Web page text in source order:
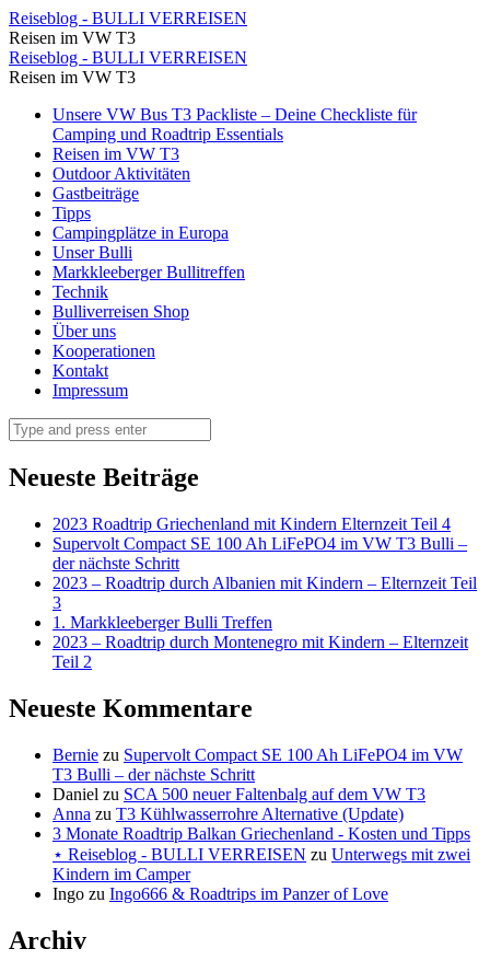
Streckenplan
32.
Sachsen-
Dreier
Reiseblog
BULLI
VERREISEN
Reiseblog - BULLI VERREISEN
Reisen im VW T3
Streckenplan
32.
Sachsen-
Dreier
Reiseblog
BULLI
VERREISEN
Reiseblog - BULLI VERREISEN
Reisen im VW T3
Skip
content
Unsere VW Bus T3 Packliste – Deine Checkliste für
Camping und Roadtrip Essentials
Reisen im VW T3
Outdoor Aktivitäten
Gastbeiträge
Tipps
Campingplätze in Europa
Unser Bulli
Markkleeberger Bullitreffen
Technik
Bulliverreisen Shop
Über uns
Kooperationen
Kontakt
Impressum
Search
Neueste Beiträge
2023 Roadtrip Griechenland mit Kindern Elternzeit Teil 4
Supervolt Compact SE 100 Ah LiFePO4 im VW T3 Bulli –
der nächste Schritt
2023 – Roadtrip durch Albanien mit Kindern – Elternzeit Teil
3
1. Markkleeberger Bulli Treffen
2023 – Roadtrip durch Montenegro mit Kindern – Elternzeit
Teil 2
Neueste Kommentare
Bernie zu Supervolt Compact SE 100 Ah LiFePO4 im VW
T3 Bulli – der nächste Schritt
Daniel zu SCA 500 neuer Faltenbalg auf dem VW T3
Anna zu T3 Kühlwasserrohre Alternative (Update)
3 Monate Roadtrip Balkan Griechenland - Kosten und Tipps
⋆ Reiseblog - BULLI VERREISEN zu Unterwegs mit zwei
Kindern im Camper
Ingo zu Ingo666 & Roadtrips im Panzer of Love
Archiv